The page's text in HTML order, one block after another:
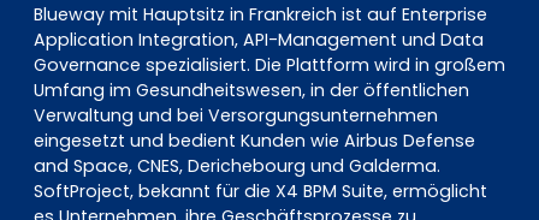
Blueway mit Hauptsitz in Frankreich ist auf Enterprise
Application Integration, API-Management und Data
Governance spezialisiert. Die Plattform wird in großem
Umfang im Gesundheitswesen, in der öffentlichen
Verwaltung und bei Versorgungsunternehmen
eingesetzt und bedient Kunden wie Airbus Defense
and Space, CNES, Derichebourg und Galderma.
SoftProject, bekannt für die X4 BPM Suite, ermöglicht